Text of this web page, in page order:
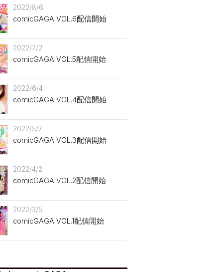
2022/8/6
comicGAGA VOL.6配信開始
2022/7/2
comicGAGA VOL.5配信開始
2022/6/4
comicGAGA VOL.4配信開始
2022/5/7
comicGAGA VOL.3配信開始
2022/4/2
comicGAGA VOL.2配信開始
2022/3/5
comicGAGA VOL.1配信開始